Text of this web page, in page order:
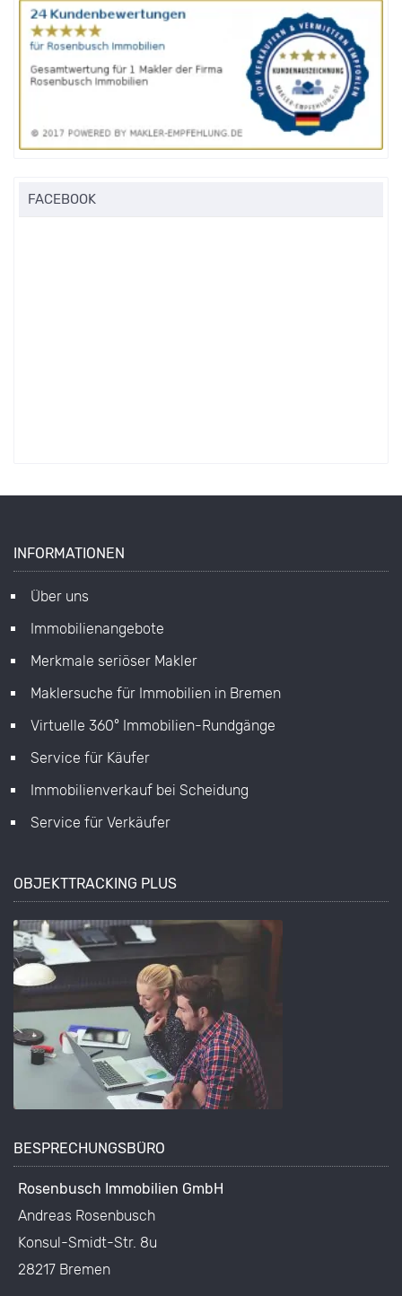
FACEBOOK
INFORMATIONEN
Über uns
Immobilienangebote
Merkmale seriöser Makler
Maklersuche für Immobilien in Bremen
Virtuelle 360° Immobilien-Rundgänge
Service für Käufer
Immobilienverkauf bei Scheidung
Service für Verkäufer
OBJEKTTRACKING PLUS
BESPRECHUNGSBÜRO
Rosenbusch Immobilien GmbH
Andreas Rosenbusch
Konsul-Smidt-Str. 8u
28217 Bremen